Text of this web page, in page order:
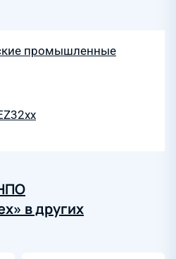
промышленные
в других